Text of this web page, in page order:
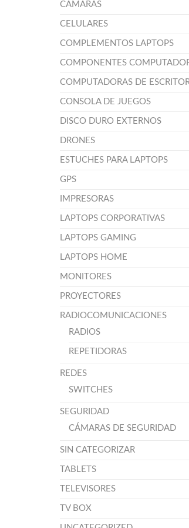
CÁMARAS
CELULARES
COMPLEMENTOS LAPTOPS
COMPONENTES
COMPUTADORAS DE
CONSOLA DE JUEGOS
DISCO DURO EXTERNOS
DRONES
ESTUCHES PARA LAPTOPS
GPS
IMPRESORAS
LAPTOPS CORPORATIVAS
LAPTOPS GAMING
LAPTOPS HOME
MONITORES
PROYECTORES
RADIOCOMUNICACIONES
RADIOS
REPETIDORAS
REDES
SWITCHES
SEGURIDAD
CÁMARAS DE SEGURIDAD
SIN CATEGORIZAR
TABLETS
TELEVISORES
TV BOX